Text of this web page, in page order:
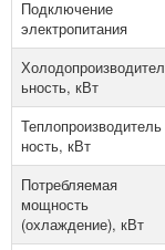
Подключение
электропитания
Холодопроизводител
ьность, кВт
Теплопроизводитель
ность, кВт
Потребляемая
мощность
(охлаждение), кВт